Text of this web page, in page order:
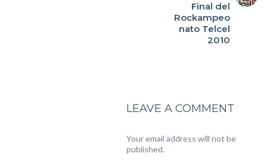
Final del
Rockampeo
nato Telcel
2010
LEAVE A COMMENT
Your email address will not be
published.